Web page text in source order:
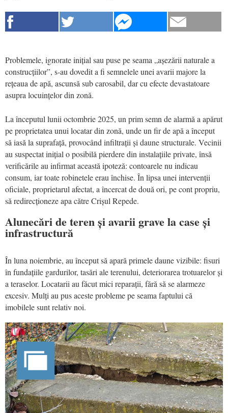
Problemele, ignorate inițial sau puse pe seama „așezării naturale a
construcțiilor”, s-au dovedit a fi semnelele unei avarii majore la
rețeaua de apă, ascunsă sub carosabil, dar cu efecte devastatoare
asupra locuințelor din zonă.
La începutul lunii octombrie 2025, un prim semn de alarmă a apărut
pe proprietatea unui locatar din zonă, unde un fir de apă a început
să iasă la suprafață, provocând infiltrații și daune structurale. Vecinii
au suspectat inițial o posibilă pierdere din instalațiile private, însă
verificările au infirmat această ipoteză: contoarele nu indicau
consum, iar toate robinetele erau închise. În lipsa unei intervenții
oficiale, proprietarul afectat, a încercat de două ori, pe cont propriu,
să redirecționeze apa către Crișul Repede.
Alunecări de teren și avarii grave la case și
infrastructură
În luna noiembrie, au început să apară primele daune vizibile: fisuri
în fundațiile gardurilor, tasări ale terenului, deteriorarea trotuarelor și
a teraselor. Locatarii au făcut mici reparații, fără să se alarmeze
excesiv. Mulți au pus aceste probleme pe seama faptului că
imobilele sunt relativ noi.